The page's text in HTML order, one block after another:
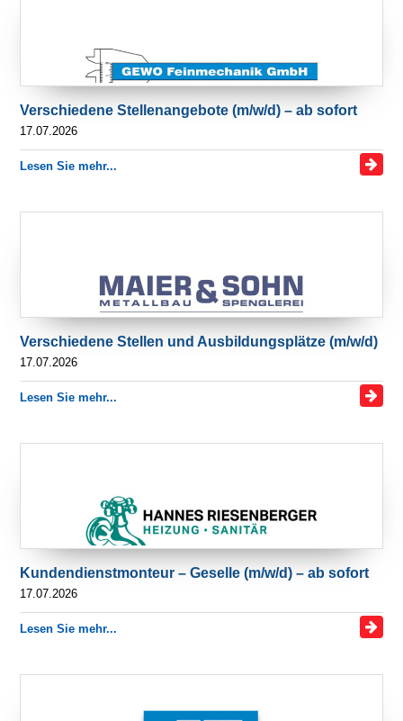
Verschiedene Stellenangebote (m/w/d) – ab sofort
17.07.2026
Lesen Sie mehr...
Verschiedene Stellen und Ausbildungsplätze (m/w/d)
17.07.2026
Lesen Sie mehr...
Kundendienstmonteur – Geselle (m/w/d) – ab sofort
17.07.2026
Lesen Sie mehr...